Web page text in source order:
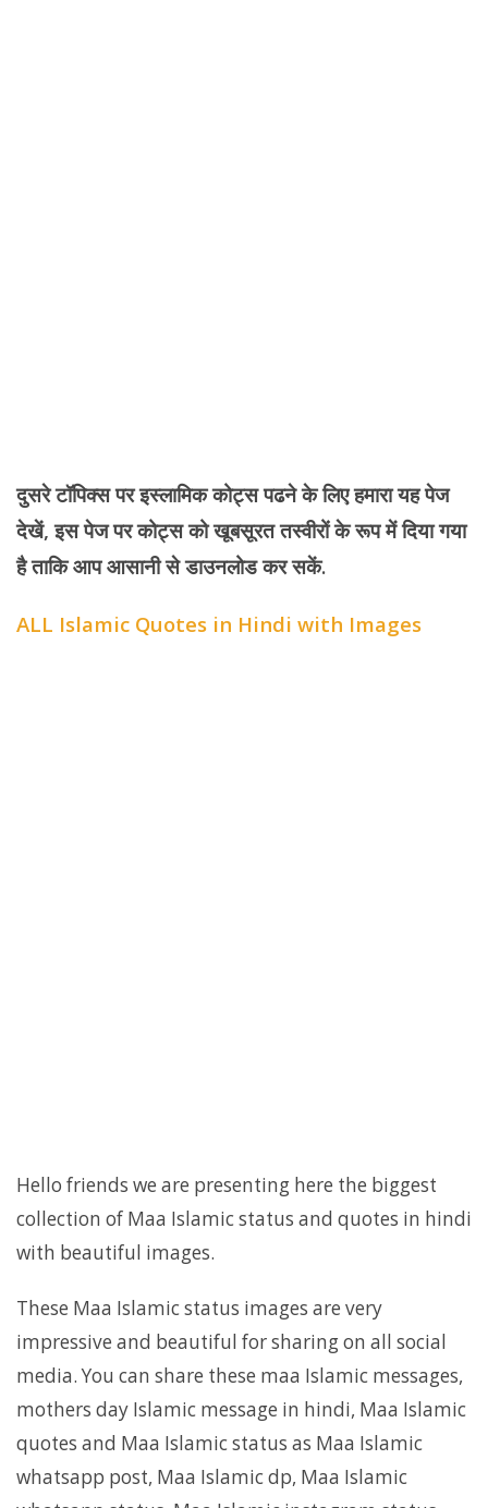
दुसरे टॉपिक्स पर इस्लामिक कोट्स पढने के लिए हमारा यह पेज
देखें, इस पेज पर कोट्स को खूबसूरत तस्वीरों के रूप में दिया गया
है ताकि आप आसानी से डाउनलोड कर सकें.
ALL Islamic Quotes in Hindi with Images
Hello friends we are presenting here the biggest
collection of Maa Islamic status and quotes in hindi
with beautiful images.
These Maa Islamic status images are very
impressive and beautiful for sharing on all social
media. You can share these maa Islamic messages,
mothers day Islamic message in hindi, Maa Islamic
quotes and Maa Islamic status as Maa Islamic
whatsapp post, Maa Islamic dp, Maa Islamic